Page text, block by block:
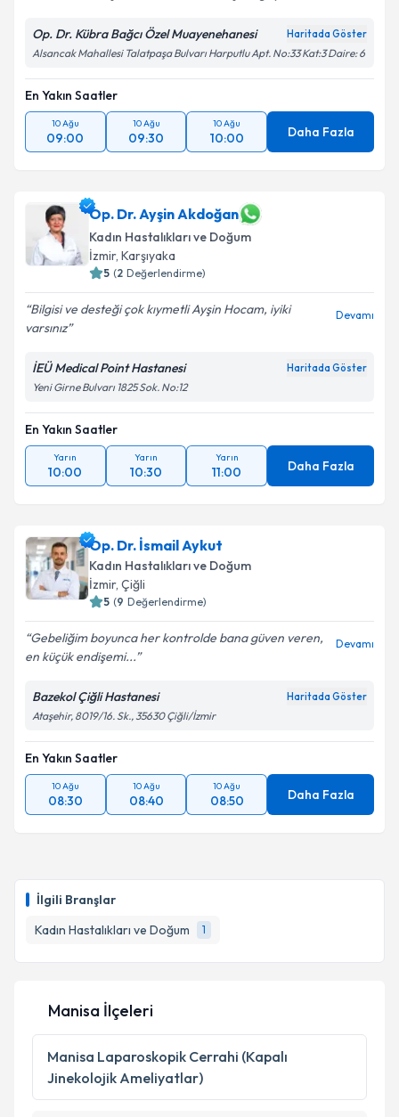
İlgili Branşlar
Kadın Hastalıkları ve Doğum
1
Op. Dr. Kübra Bağcı Özel Muayenehanesi Haritada Göster
Alsancak Mahallesi Talatpaşa Bulvarı Harputlu Apt. No:33 Kat:3 Daire: 6
En Yakın Saatler
10 Ağu
09:00
10 Ağu
09:30
10 Ağu
10:00 Daha Fazla
Op. Dr. Ayşin Akdoğan
Kadın Hastalıkları ve Doğum
İzmir, Karşıyaka
5 (2 Değerlendirme)
Bilgisi ve desteği çok kıymetli Ayşin Hocam, iyiki
varsınız
Devamı
İEÜ Medical Point Hastanesi Haritada Göster
Yeni Girne Bulvarı 1825 Sok. No:12
En Yakın Saatler
Yarın
10:00
Yarın
10:30
Yarın
11:00 Daha Fazla
Op. Dr. İsmail Aykut
Kadın Hastalıkları ve Doğum
İzmir, Çiğli
5 (9 Değerlendirme)
Gebeliğim boyunca her kontrolde bana güven veren,
en küçük endişemi...
Devamı
Bazekol Çiğli Hastanesi Haritada Göster
Ataşehir, 8019/16. Sk., 35630 Çiğli/İzmir
En Yakın Saatler
10 Ağu
08:30
10 Ağu
08:40
10 Ağu
08:50 Daha Fazla
Manisa İlçeleri
Manisa Laparoskopik Cerrahi (Kapalı
Jinekolojik Ameliyatlar)